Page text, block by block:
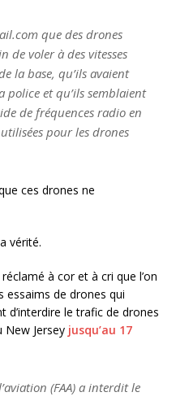
que des drones
de voler à des vitesses
la base, qu’ils avaient
et qu’ils semblaient
de fréquences radio en
pour les drones
ces drones ne
vérité.
à cor et à cri que l’on
essaims de drones qui
d’interdire le trafic de drones
New Jersey jusqu’au 17
(FAA) a interdit le